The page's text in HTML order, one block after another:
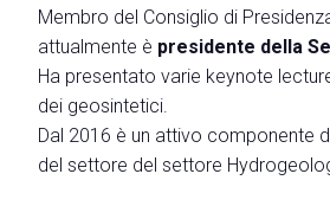
HOSTED BUYERS
Business Matching e
MEDIA ROOM
Comunicati Stampa
Membro del Consiglio di
attualmente è presidente della
Ha presentato varie keynote
dei geosintetici.
Dal 2016 è un attivo componente
del settore del settore